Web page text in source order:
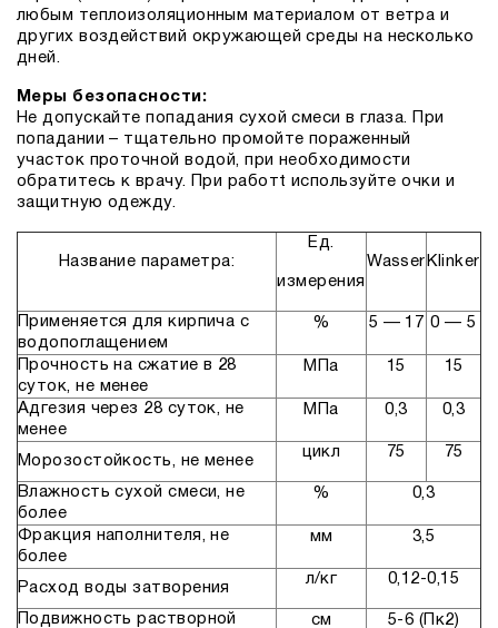
любым теплоизоляционным материалом от ветра и
других воздействий окружающей среды на несколько
дней.
Меры безопасности:
Не допускайте попадания сухой смеси в глаза. При
попадании – тщательно промойте пораженный
участок проточной водой, при необходимости
обратитесь к врачу. При работt используйте очки и
защитную одежду.
Название параметра:
Ед.
измерения
Wasser Klinker
Применяется для кирпича с
водопоглащением
% 5 — 17 0 — 5
Прочность на сжатие в 28
суток, не менее
МПа 15 15
Адгезия через 28 суток, не
менее
МПа 0,3 0,3
Морозостойкость, не менее
цикл 75 75
Влажность сухой смеси, не
более
% 0,3
Фракция наполнителя, не
более
мм 3,5
Расход воды затворения
л/кг 0,12-0,15
Подвижность растворной
см 5-6 (Пк2)